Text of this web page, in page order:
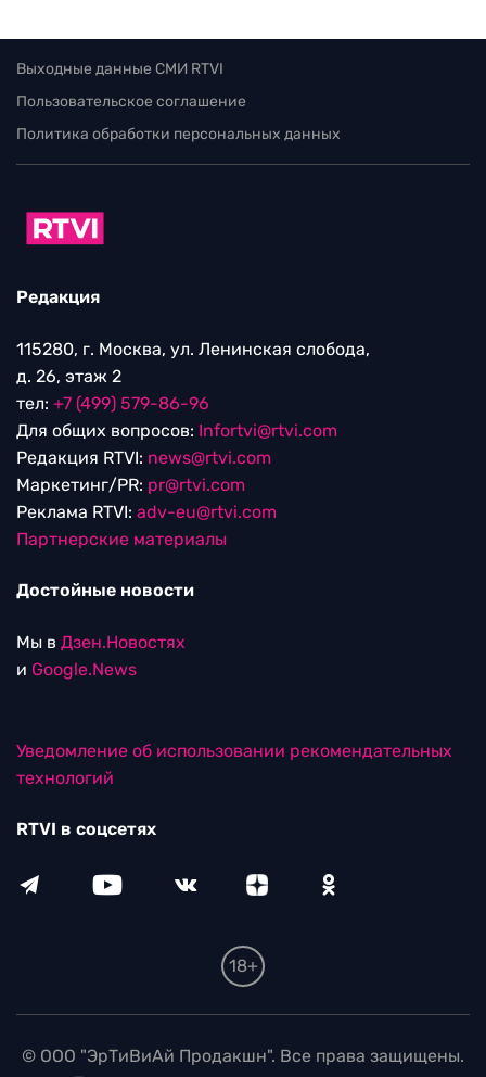
Выходные данные СМИ RTVI
Пользовательское соглашение
Политика обработки персональных данных
Редакция
115280, г. Москва, ул. Ленинская слобода,
д. 26, этаж 2
тел: +7 (499) 579-86-96
Для общих вопросов: Infortvi@rtvi.com
Редакция RTVI: news@rtvi.com
Маркетинг/PR: pr@rtvi.com
Реклама RTVI: adv-eu@rtvi.com
Партнерские материалы
Достойные новости
Мы в Дзен.Новостях
и Google.News
Уведомление об использовании рекомендательных
технологий
RTVI в соцсетях
18+
© ООО "ЭрТиВиАй Продакшн". Все права защищены.